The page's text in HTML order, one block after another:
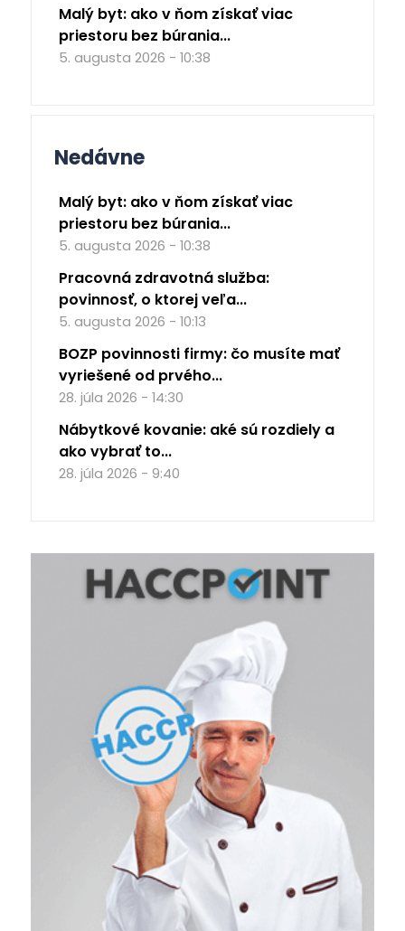
Malý byt: ako v ňom získať viac
priestoru bez búrania...
5. augusta 2026 - 10:38
Nedávne
Malý byt: ako v ňom získať viac
priestoru bez búrania...
5. augusta 2026 - 10:38
Pracovná zdravotná služba:
povinnosť, o ktorej veľa...
5. augusta 2026 - 10:13
BOZP povinnosti firmy: čo musíte mať
vyriešené od prvého...
28. júla 2026 - 14:30
Nábytkové kovanie: aké sú rozdiely a
ako vybrať to...
28. júla 2026 - 9:40